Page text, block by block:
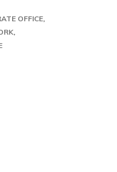
OFFICE